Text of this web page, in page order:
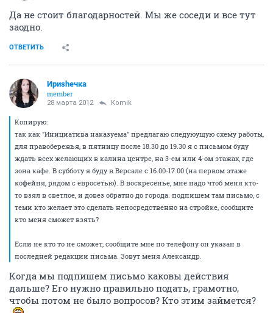
Да не стоит благодарностей. Мы же соседи и все тут
заодно.
ОТВЕТИТЬ
Ириshечка
member
28 марта 2012 Komik
Копирую:
так как "Инициатива наказуема" предлагаю следуюущую схему работы,
для правобережья, в пятницу после 18.30 до 19.30 я с письмом буду
ждать всех желающих в калина центре, на 3-ем или 4-ом этажах, где
зона кафе. В субботу я буду в Версале с 16.00-17.00 (на первом этаже
кофейня, рядом с евросетью). В воскресенье, мне надо чтоб меня кто-
то взял в светлое, и довез обратно до города. подпишем там письмо, с
теми кто желает это сделать непосредственно на стройке, сообщите
кто меня сможет взять?
Если не кто то не сможет, сообщите мне по телефону он указан в
последней редакции письма. Зовут меня Александр.
Когда мы подпишем письмо каковы действия
дальше? Его нужно правильно подать, грамотно,
чтобы потом не было вопросов? Кто этим займется?